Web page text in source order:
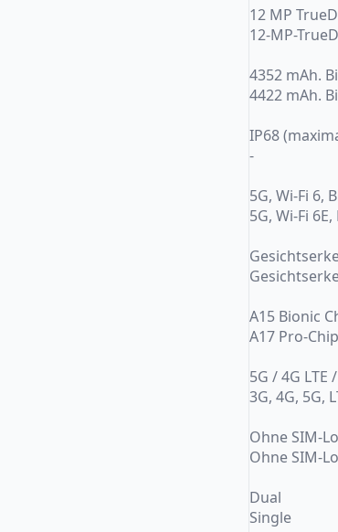
12 MP
12-MP-
4352 mAh.
4422 mAh.
IP68
-
5G, Wi-Fi 6,
5G, Wi-Fi
A15 Bionic
A17 Pro-
5G / 4G LTE
3G, 4G, 5G,
Ohne SIM-
Ohne SIM-
Dual
Single